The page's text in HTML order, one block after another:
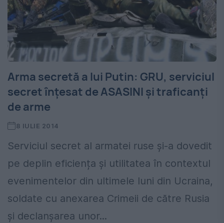
Arma secretă a lui Putin: GRU, serviciul
secret înţesat de ASASINI şi traficanţi
de arme
8 IULIE 2014
Serviciul secret al armatei ruse și-a dovedit
pe deplin eficiența și utilitatea în contextul
evenimentelor din ultimele luni din Ucraina,
soldate cu anexarea Crimeii de către Rusia
și declanșarea unor...